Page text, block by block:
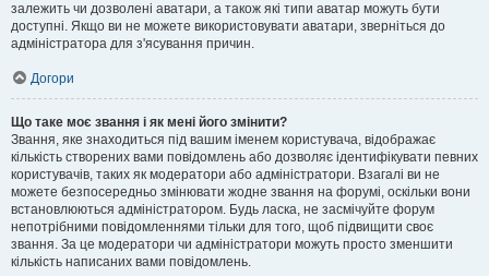
залежить чи дозволені аватари, а також які типи аватар можуть бути
доступні. Якщо ви не можете використовувати аватари, зверніться до
адміністратора для з'ясування причин.
Догори
Що таке моє звання і як мені його змінити?
Звання, яке знаходиться під вашим іменем користувача, відображає
кількість створених вами повідомлень або дозволяє ідентифікувати певних
користувачів, таких як модератори або адміністратори. Взагалі ви не
можете безпосередньо змінювати жодне звання на форумі, оскільки вони
встановлюються адміністратором. Будь ласка, не засмічуйте форум
непотрібними повідомленнями тільки для того, щоб підвищити своє
звання. За це модератори чи адміністратори можуть просто зменшити
кількість написаних вами повідомлень.